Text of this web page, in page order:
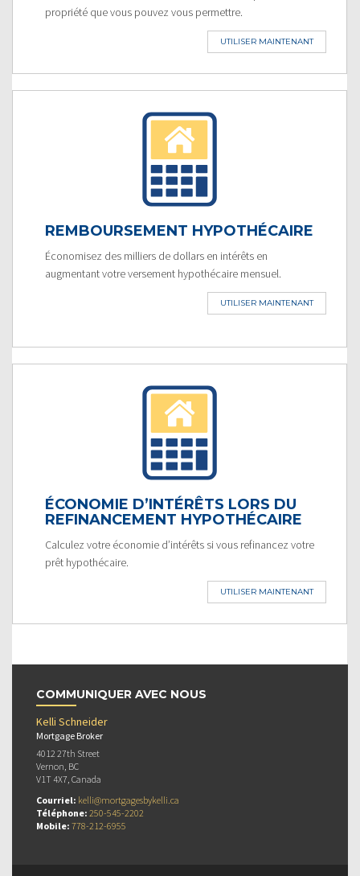
propriété que vous pouvez vous permettre.
UTILISER MAINTENANT
REMBOURSEMENT HYPOTHÉCAIRE
Économisez des milliers de dollars en intérêts en
augmentant votre versement hypothécaire mensuel.
UTILISER MAINTENANT
ÉCONOMIE D’INTÉRÊTS LORS DU
REFINANCEMENT HYPOTHÉCAIRE
Calculez votre économie d’intérêts si vous refinancez votre
prêt hypothécaire.
UTILISER MAINTENANT
COMMUNIQUER AVEC NOUS
Kelli Schneider
Mortgage Broker
4012 27th Street
Vernon, BC
V1T 4X7, Canada
Courriel: kelli@mortgagesbykelli.ca
Téléphone: 250-545-2202
Mobile: 778-212-6955